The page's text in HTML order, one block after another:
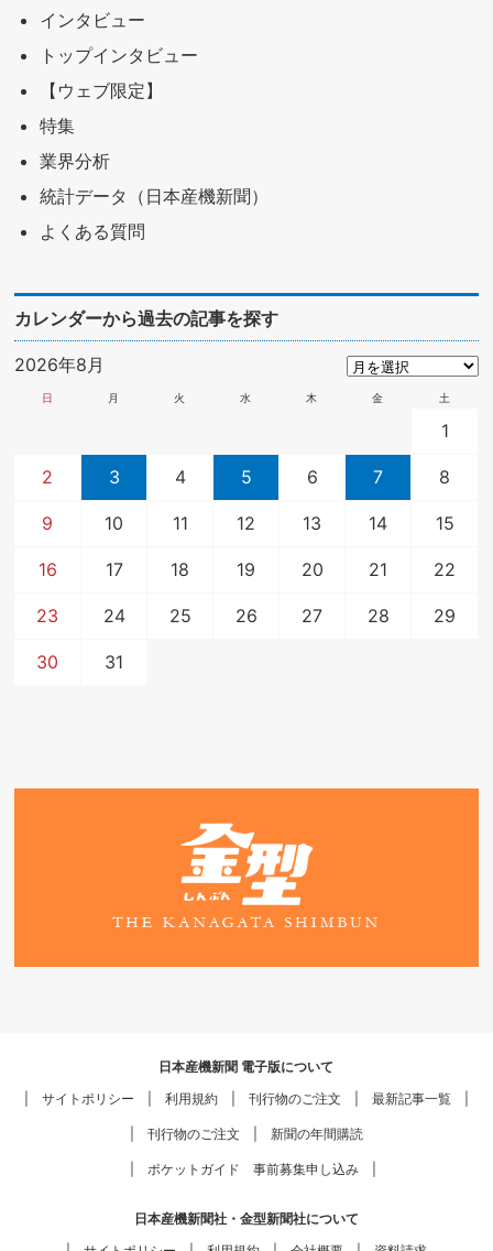
インタビュー
トップインタビュー
【ウェブ限定】
特集
業界分析
統計データ（日本産機新聞）
よくある質問
カレンダーから過去の記事を探す
2026年8月
日 月 火 水 木 金 土
1
2 3 4 5 6 7 8
9 10 11 12 13 14 15
16 17 18 19 20 21 22
23 24 25 26 27 28 29
30 31
日本産機新聞 電子版について
サイトポリシー
利用規約 刊行物のご注文 最新記事一覧
刊行物のご注文 新聞の年間購読
ポケットガイド 事前募集申し込み
日本産機新聞社・金型新聞社について